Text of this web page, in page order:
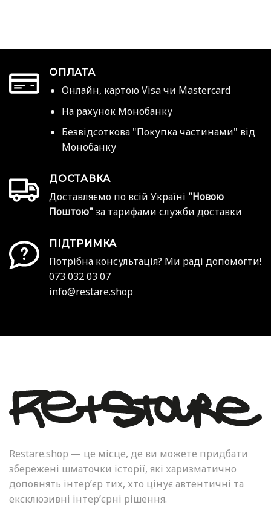
ОПЛАТА
Онлайн, картою Visa чи Mastercard
На рахунок Монобанку
Безвідсоткова "Покупка частинами" від
Монобанку
ДОСТАВКА
Доставляємо по всій Україні "Новою
Поштою" за тарифами служби доставки
ПІДТРИМКА
Потрібна консультація? Ми раді допомогти!
073 032 03 07
info@restare.shop
Restare.shop — це місце, де ви можете придбати
збережені шматочки історії, які харизматично
доповнять інтер’єр тих, хто цінує автентичні та
ексклюзивні інтер’єрні рішення.